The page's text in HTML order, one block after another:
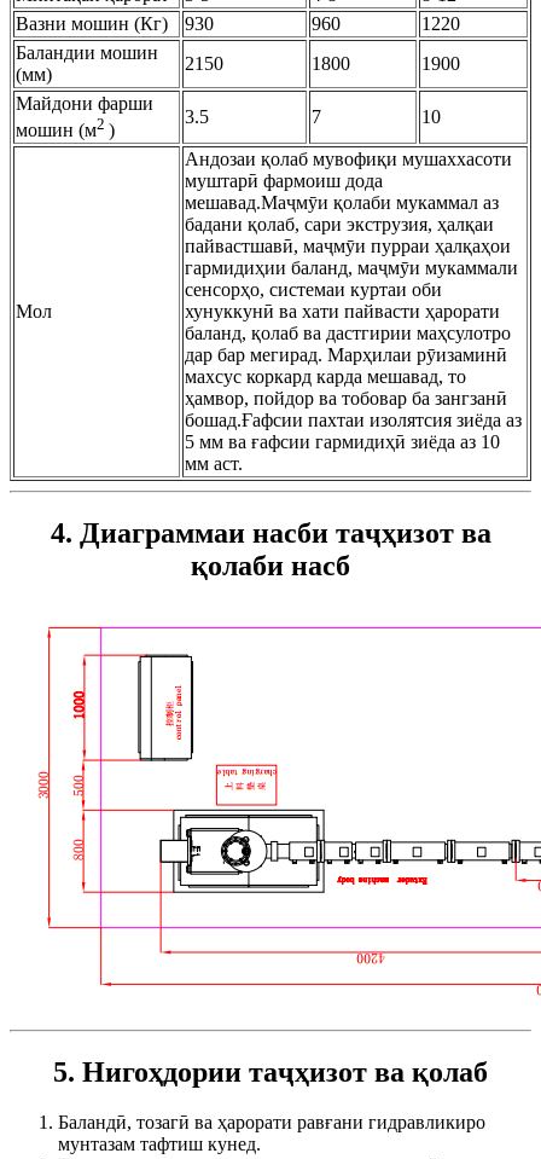
Вазни мошин (Кг)
930 960
1220
Баландии мошин
(мм)
2150 1800
1900
Майдони фарши
мошин (м2 )
3.5 7 10
Мол
Андозаи қолаб мувофиқи мушаххасоти
муштарӣ фармоиш дода
мешавад.Маҷмӯи қолаби мукаммал аз
бадани қолаб, сари экструзия, ҳалқаи
пайвастшавӣ, маҷмӯи пурраи ҳалқаҳои
гармидиҳии баланд, маҷмӯи мукаммали
сенсорҳо, системаи куртаи оби
хунуккунӣ ва хати пайвасти ҳарорати
баланд, қолаб ва дастгирии маҳсулотро
дар бар мегирад. Марҳилаи рӯизаминӣ
махсус коркард карда мешавад, то
ҳамвор, пойдор ва тобовар ба зангзанӣ
бошад.Ғафсии пахтаи изолятсия зиёда аз
5 мм ва ғафсии гармидиҳӣ зиёда аз 10
мм аст.
4. Диаграммаи насби таҷҳизот ва
қолаби насб
5. Нигоҳдории таҷҳизот ва қолаб
Баландӣ, тозагӣ ва ҳарорати равғани гидравликиро
мунтазам тафтиш кунед.